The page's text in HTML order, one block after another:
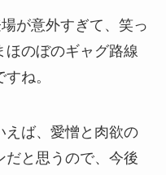
が意外すぎて、笑っ
ほのぼのギャグ路線
ね。
えば、愛憎と肉欲の
だと思うので、今後